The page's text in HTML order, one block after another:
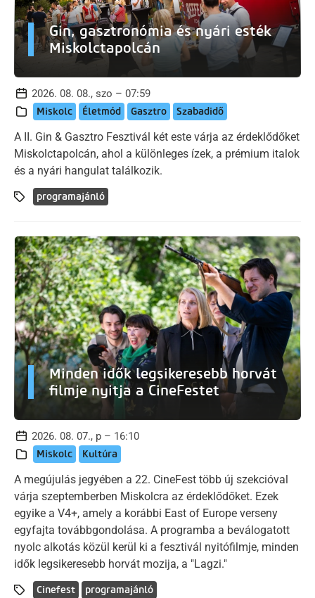
Gin, gasztronómia és nyári esték
Miskolctapolcán
2026. 08. 08., szo – 07:59
Miskolc Életmód Gasztro Szabadidő
A II. Gin & Gasztro Fesztivál két este várja az érdeklődőket
Miskolctapolcán, ahol a különleges ízek, a prémium italok
és a nyári hangulat találkozik.
programajánló
Minden idők legsikeresebb horvát
filmje nyitja a CineFestet
2026. 08. 07., p – 16:10
Miskolc Kultúra
A megújulás jegyében a 22. CineFest több új szekcióval
várja szeptemberben Miskolcra az érdeklődőket. Ezek
egyike a V4+, amely a korábbi East of Europe verseny
egyfajta továbbgondolása. A programba a beválogatott
nyolc alkotás közül kerül ki a fesztivál nyitófilmje, minden
idők legsikeresebb horvát mozija, a "Lagzi."
Cinefest programajánló